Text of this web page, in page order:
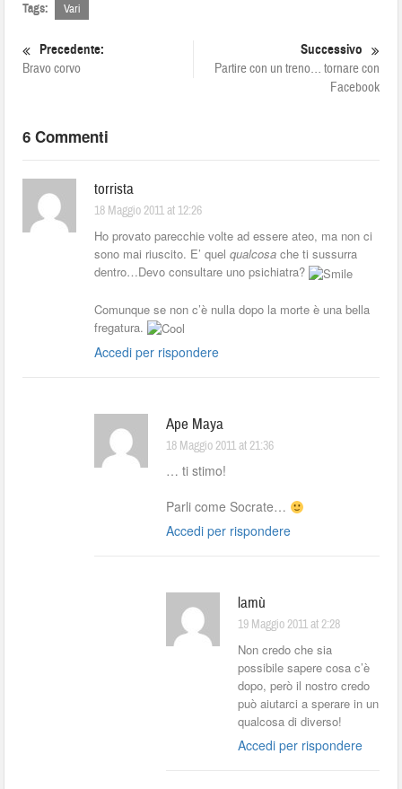
Tags: Vari
Precedente:
Bravo corvo
Successivo
Partire con un treno… tornare con
Facebook
6 Commenti
torrista
18 Maggio 2011 at 12:26
Ho provato parecchie volte ad essere ateo, ma non ci
sono mai riuscito. E’ quelqualcosa che ti sussurra
dentro…Devo consultare uno psichiatra?
Comunque se non c’è nulla dopo la morte è una bella
fregatura.
Accedi per rispondere
Ape Maya
18 Maggio 2011 at 21:36
… ti stimo!
Parli come Socrate…
Accedi per rispondere
lamù
19 Maggio 2011 at 2:28
Non credo che sia
possibile sapere cosa c’è
dopo, però il nostro credo
può aiutarci a sperare in un
qualcosa di diverso!
Accedi per rispondere